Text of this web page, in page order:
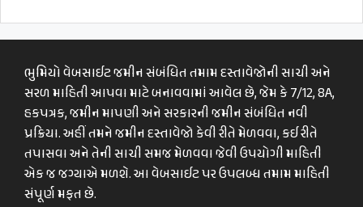
ભુમિયો વેબસાઈટ જમીન સંબંધિત તમામ દસ્તાવેજોની સાચી અને
સરળ માહિતી આપવા માટે બનાવવામાં આવેલ છે, જેમ કે 7/12, 8A,
હકપત્રક, જમીન માપણી અને સરકારની જમીન સંબંધિત નવી
પ્રક્રિયા. અહીં તમને જમીન દસ્તાવેજો કેવી રીતે મેળવવા, કઈ રીતે
તપાસવા અને તેની સાચી સમજ મેળવવા જેવી ઉપયોગી માહિતી
એક જ જગ્યાએ મળશે. આ વેબસાઈટ પર ઉપલબ્ધ તમામ માહિતી
સંપૂર્ણ મફત છે.